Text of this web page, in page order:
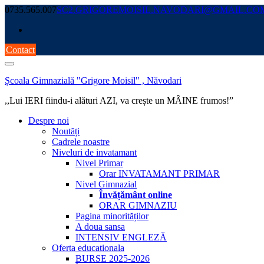
Skip
content
0735.565.007
Contact
Școala Gimnazială "Grigore Moisil" , Năvodari
,,Lui IERI fiindu-i alături AZI, va crește un MÂINE frumos!”
Despre noi
Noutăți
Cadrele noastre
Niveluri de invatamant
Nivel Primar
Orar INVATAMANT PRIMAR
Nivel Gimnazial
Învățământ online
ORAR GIMNAZIU
Pagina minorităților
A doua sansa
INTENSIV ENGLEZĂ
Oferta educationala
BURSE 2025-2026